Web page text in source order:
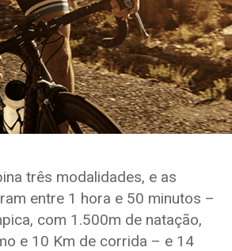
três modalidades, e as
entre 1 hora e 50 minutos –
com 1.500m de natação,
e 10 Km de corrida – e 14